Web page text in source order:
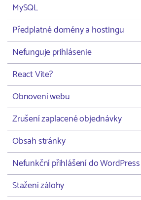
MySQL
Předplatné domény a hostingu
Nefunguje prihlásenie
React Vite?
Obnovení webu
Zrušení zaplacené objednávky
Obsah stránky
Nefunkční přihlášení do WordPress
Stažení zálohy